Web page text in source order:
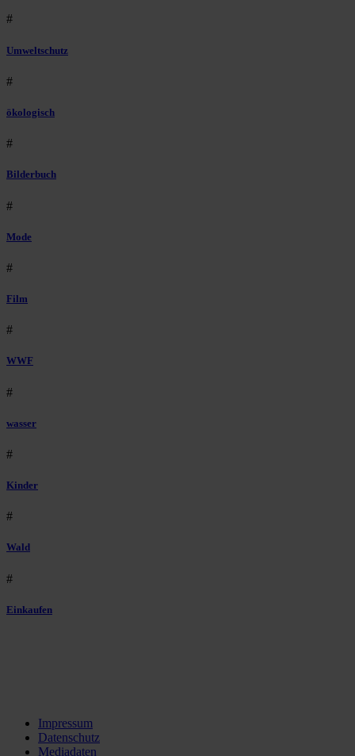
#
Umweltschutz
#
ökologisch
#
Bilderbuch
#
Mode
#
Film
#
WWF
#
wasser
#
Kinder
#
Wald
#
Einkaufen
Impressum
Datenschutz
Mediadaten